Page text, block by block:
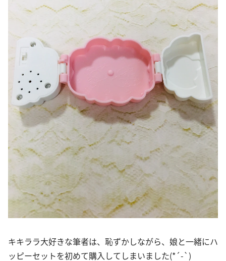
キキララ大好きな筆者は、恥ずかしながら、娘と一緒にハ
ッピーセットを初めて購入してしまいました(*´-`)